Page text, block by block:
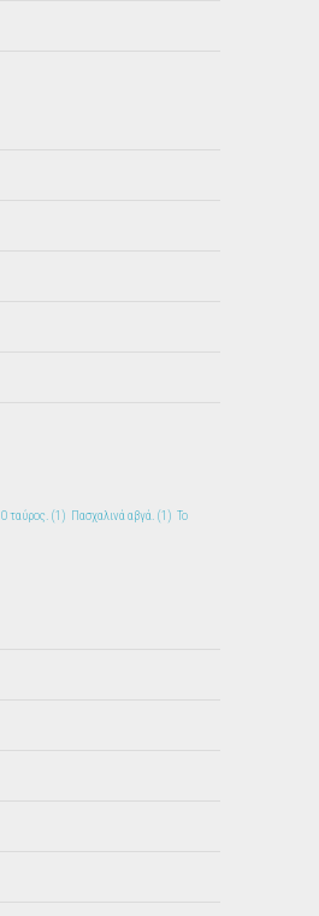
Ο ταύρος. (1) Πασχαλινά αβγά. (1) Το